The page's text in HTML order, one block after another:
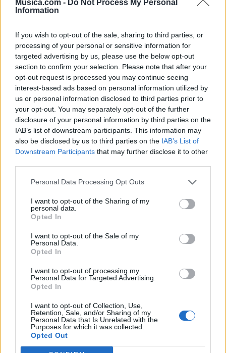
Musica.com - Do Not Process My Personal
Information
If you wish to opt-out of the sale, sharing to third parties, or
processing of your personal or sensitive information for
targeted advertising by us, please use the below opt-out
section to confirm your selection. Please note that after your
opt-out request is processed you may continue seeing
interest-based ads based on personal information utilized by
us or personal information disclosed to third parties prior to
your opt-out. You may separately opt-out of the further
disclosure of your personal information by third parties on the
IAB’s list of downstream participants. This information may
also be disclosed by us to third parties on the IAB’s List of
Downstream Participants that may further disclose it to other
Personal Data Processing Opt Outs
I want to opt-out of the Sharing of my
personal data.
Opted In
I want to opt-out of the Sale of my
Personal Data.
Opted In
I want to opt-out of processing my
Personal Data for Targeted Advertising.
Opted In
I want to opt-out of Collection, Use,
Retention, Sale, and/or Sharing of my
Personal Data that Is Unrelated with the
Purposes for which it was collected.
Opted Out
Añadir un comentario ...
🪐🚀 Canciones para Ver las Estrellas:
Psicodelia y Space Rock 🎸✨
🌌🚀 Viaje intergaláctico: la mejor selección de
psicodelia, space rock y atmósferas cósmicas para
tus noches de astronomía. 🪐🎸 Desconecta, mira
al firmamento y siente la gravedad cero. 💾 ¡Guarda
esta colección para tu próxima noche estrellada!
Letras Top Artistas Playlists
B C D E F G H K
Z #